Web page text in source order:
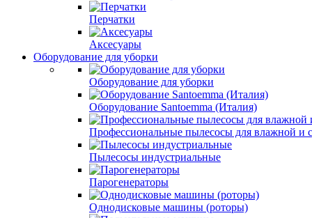
Перчатки
Аксесуары
Оборудование для уборки
Оборудование для уборки
Оборудование Santoemma (Италия)
Профессиональные пылесосы для влажной и
Пылесосы индустриальные
Парогенераторы
Однодисковые машины (роторы)